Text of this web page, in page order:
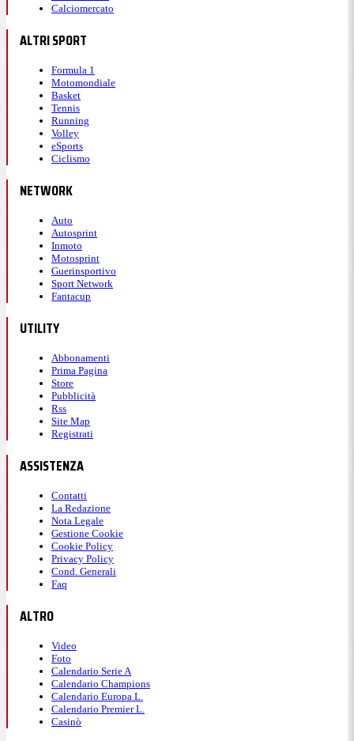
Calciomercato
ALTRI SPORT
Formula 1
Motomondiale
Basket
Tennis
Running
Volley
eSports
Ciclismo
NETWORK
Auto
Autosprint
Inmoto
Motosprint
Guerinsportivo
Sport Network
Fantacup
UTILITY
Abbonamenti
Prima Pagina
Store
Pubblicità
Rss
Site Map
Registrati
ASSISTENZA
Contatti
La Redazione
Nota Legale
Gestione Cookie
Cookie Policy
Privacy Policy
Cond. Generali
Faq
ALTRO
Video
Foto
Calendario Serie A
Calendario Champions
Calendario Europa L.
Calendario Premier L.
Casinò